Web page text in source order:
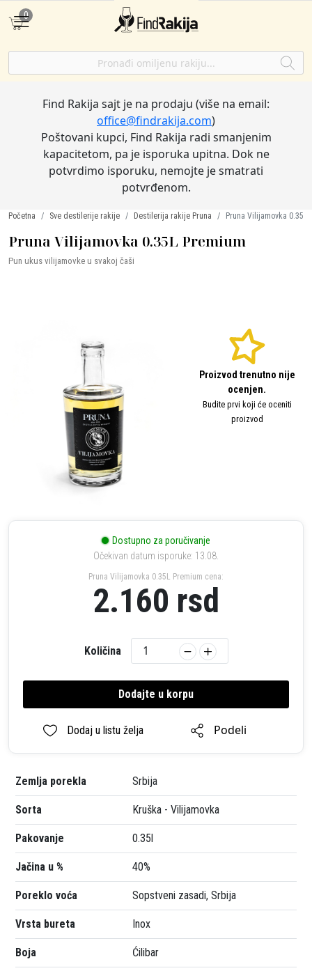
Find Rakija sajt je na prodaju (više na email:
office@findrakija.com)
Poštovani kupci, Find Rakija radi smanjenim
kapacitetom, pa je isporuka upitna. Dok ne
potvrdimo isporuku, nemojte je smatrati
potvrđenom.
0
Početna Sve destilerije rakije Destilerija rakije Pruna Pruna Vilijamovka 0.35L
Pruna Vilijamovka 0.35L Premium
Pun ukus vilijamovke u svakoj čaši
Proizvod trenutno nije
ocenjen.
Budite prvi koji će oceniti
proizvod
Dostupno za poručivanje
Očekivan datum isporuke: 13.08.
Pruna Vilijamovka 0.35L Premium cena:
2.160 rsd
Količina
Dodajte u korpu
Dodaj u listu želja Podeli
Zemlja porekla Srbija
Sorta Kruška - Vilijamovka
Pakovanje 0.35l
Jačina u % 40%
Poreklo voća Sopstveni zasadi, Srbija
Vrsta bureta Inox
Boja Ćilibar